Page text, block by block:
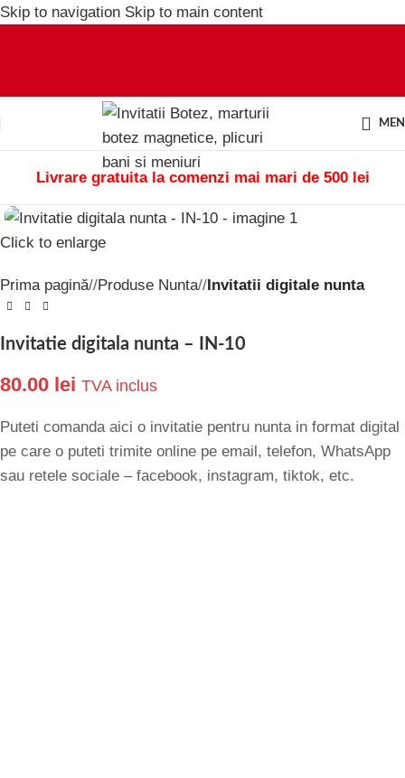
Skip to navigation Skip to main content
Livrare gratuita la comenzi mai mari de 500 lei
Click to enlarge
Prima pagină/ Produse Nunta/ Invitatii digitale nunta
Invitatie digitala nunta – IN-10
80.00 lei TVA inclus
Puteti comanda aici o invitatie pentru nunta in format digital
pe care o puteti trimite online pe email, telefon, WhatsApp
sau retele sociale – facebook, instagram, tiktok, etc.